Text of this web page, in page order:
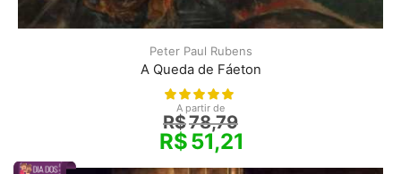
Peter Paul Rubens
A Queda de Fáeton
A partir de
R$78,79
R$51,21